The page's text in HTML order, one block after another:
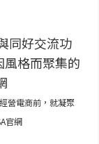
營電商前，就凝聚
官網